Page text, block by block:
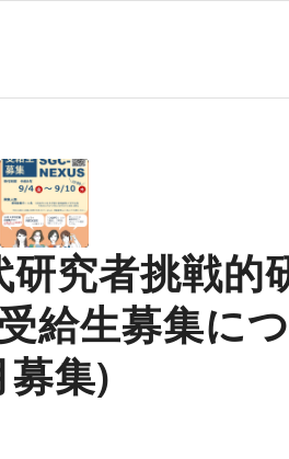
究者挑戦的
給生募集に
集)